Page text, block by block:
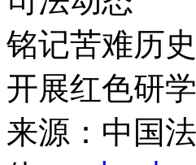
铭记苦难历
开展红色研
来源： 中国